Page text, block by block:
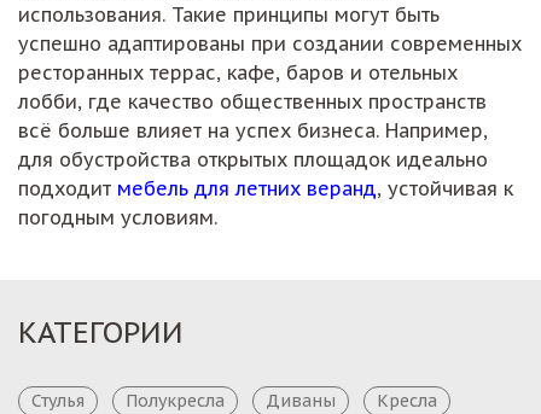
использования. Такие принципы могут быть
успешно адаптированы при создании современных
ресторанных террас, кафе, баров и отельных
лобби, где качество общественных пространств
всё больше влияет на успех бизнеса. Например,
для обустройства открытых площадок идеально
подходит мебель для летних веранд, устойчивая к
погодным условиям.
КАТЕГОРИИ
Стулья Полукресла Диваны
Кресла